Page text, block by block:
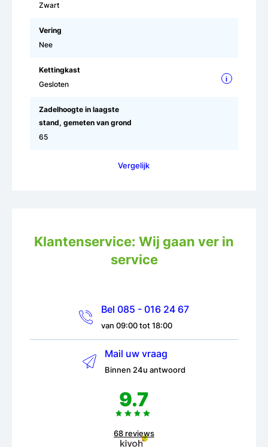
Zwart
Vering
Nee
Kettingkast
Gesloten
i
Zadelhoogte in laagste
stand, gemeten van grond
65
Vergelijk
Klantenservice: Wij gaan ver in
service
Bel 085 - 016 24 67
van 09:00 tot 18:00
Mail uw vraag
Binnen 24u antwoord
9.7
68 reviews